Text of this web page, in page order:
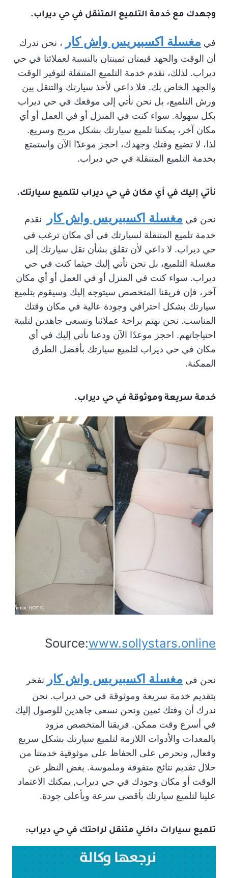
وجهدك مع خدمة التلميع المتنقل في حي ديراب.
في مغسلة اكسبيريس واش كار
، نحن ندرك
أن الوقت والجهد قيمتان ثمينتان بالنسبة لعملائنا في حي
ديراب. لذلك، نقدم خدمة التلميع المتنقلة لتوفير الوقت
والجهد الخاص بك. فلا داعي لأخذ سيارتك والتنقل بين
ورش التلميع، بل نحن نأتي إلى موقعك في حي ديراب
بكل سهولة. سواء كنت في المنزل أو في العمل أو أي
مكان آخر، يمكننا تلميع سيارتك بشكل مريح وسريع.
لذا، لا تضيع وقتك وجهدك، احجز موعدًا الآن واستمتع
بخدمة التلميع المتنقلة في حي ديراب.
نأتي إليك في أي مكان في حي ديراب لتلميع سيارتك.
نحن في مغسلة اكسبيريس واش كار
نقدم
خدمة تلميع المتنقلة لسيارتك في أي مكان ترغب في
حي ديراب. لا داعي لأن تقلق بشأن نقل سيارتك إلى
مغسلة التلميع، بل نحن نأتي إليك حيثما كنت في حي
ديراب. سواء كنت في المنزل أو في العمل أو أي مكان
آخر، فإن فريقنا المتخصص سيتوجه إليك وسيقوم بتلميع
سيارتك بشكل احترافي وجودة عالية في مكان وقتك
المناسب. نحن نهتم براحة عملائنا ونسعى جاهدين لتلبية
احتياجاتهم. احجز موعدًا الآن ودعنا نأتي إليك في أي
مكان في حي ديراب لتلميع سيارتك بأفضل الطرق
الممكنة.
خدمة سريعة وموثوقة في حي ديراب.
Source:www.sollystars.online
نحن في مغسلة اكسبيريس واش كار
نفخر
بتقديم خدمة سريعة وموثوقة في حي ديراب. نحن
ندرك أن وقتك ثمين ونحن نسعى جاهدين للوصول إليك
في أسرع وقت ممكن. فريقنا المتخصص مزود
بالمعدات والأدوات اللازمة لتلميع سيارتك بشكل سريع
وفعال, ونحرص على الحفاظ على موثوقية خدمتنا من
خلال تقديم نتائج متفوقة وملموسة. بغض النظر عن
الوقت أو مكان وجودك في حي ديراب, يمكنك الاعتماد
علينا لتلميع سيارتك بأقصى سرعة وبأعلى جودة.
تلميع سيارات داخلي متنقل لراحتك في حي ديراب: